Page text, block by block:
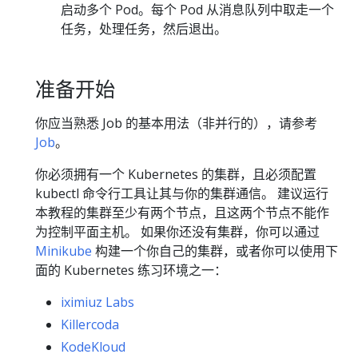
启动多个 Pod。每个 Pod 从消息队列中取走一个
任务，处理任务，然后退出。
准备开始
你应当熟悉 Job 的基本用法（非并行的），请参考
Job。
你必须拥有一个 Kubernetes 的集群，且必须配置
kubectl 命令行工具让其与你的集群通信。 建议运行
本教程的集群至少有两个节点，且这两个节点不能作
为控制平面主机。 如果你还没有集群，你可以通过
Minikube 构建一个你自己的集群，或者你可以使用下
面的 Kubernetes 练习环境之一：
iximiuz Labs
Killercoda
KodeKloud